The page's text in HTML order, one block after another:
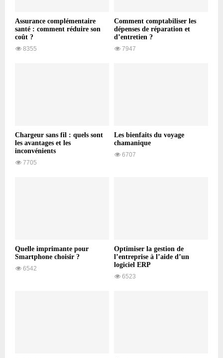
Assurance complémentaire
santé : comment réduire son
coût ?
8355
Comment comptabiliser les
dépenses de réparation et
d’entretien ?
7947
Chargeur sans fil : quels sont
les avantages et les
inconvénients
7705
Les bienfaits du voyage
chamanique
6707
Quelle imprimante pour
Smartphone choisir ?
6542
Optimiser la gestion de
l’entreprise à l’aide d’un
logiciel ERP
6523